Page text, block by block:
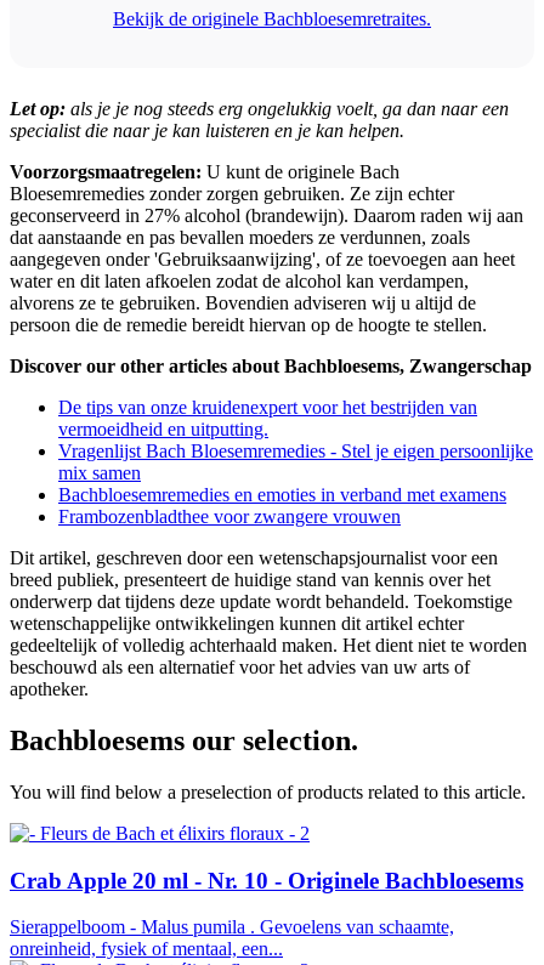
Bekijk de originele Bachbloesemretraites.
Let op: als je je nog steeds erg ongelukkig voelt, ga dan naar een
specialist die naar je kan luisteren en je kan helpen.
Voorzorgsmaatregelen: U kunt de originele Bach
Bloesemremedies zonder zorgen gebruiken. Ze zijn echter
geconserveerd in 27% alcohol (brandewijn). Daarom raden wij aan
dat aanstaande en pas bevallen moeders ze verdunnen, zoals
aangegeven onder 'Gebruiksaanwijzing', of ze toevoegen aan heet
water en dit laten afkoelen zodat de alcohol kan verdampen,
alvorens ze te gebruiken. Bovendien adviseren wij u altijd de
persoon die de remedie bereidt hiervan op de hoogte te stellen.
Discover our other articles about Bachbloesems, Zwangerschap
De tips van onze kruidenexpert voor het bestrijden van
vermoeidheid en uitputting.
Vragenlijst Bach Bloesemremedies - Stel je eigen persoonlijke
mix samen
Bachbloesemremedies en emoties in verband met examens
Frambozenbladthee voor zwangere vrouwen
Dit artikel, geschreven door een wetenschapsjournalist voor een
breed publiek, presenteert de huidige stand van kennis over het
onderwerp dat tijdens deze update wordt behandeld. Toekomstige
wetenschappelijke ontwikkelingen kunnen dit artikel echter
gedeeltelijk of volledig achterhaald maken. Het dient niet te worden
beschouwd als een alternatief voor het advies van uw arts of
apotheker.
Bachbloesems our selection.
You will find below a preselection of products related to this article.
Crab Apple 20 ml - Nr. 10 - Originele Bachbloesems
Sierappelboom - Malus pumila . Gevoelens van schaamte,
onreinheid, fysiek of mentaal, een...